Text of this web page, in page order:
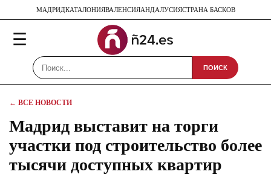
МАДРИДКАТАЛОНИЯВАЛЕНСИЯАНДАЛУСИЯСТРАНА БАСКОВ
☰
ПОИСК
← ВСЕ НОВОСТИ
Мадрид выставит на торги
участки под строительство более
тысячи доступных квартир